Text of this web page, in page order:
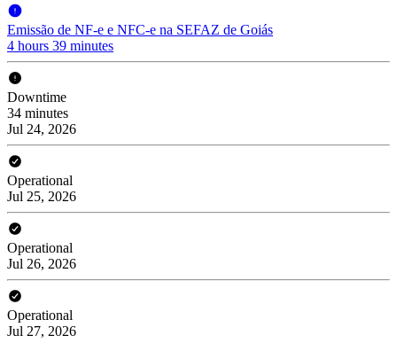
Emissão de NF-e e NFC-e na SEFAZ de Goiás
4 hours 39 minutes
Downtime
34 minutes
Jul 24, 2026
Operational
Jul 25, 2026
Operational
Jul 26, 2026
Operational
Jul 27, 2026